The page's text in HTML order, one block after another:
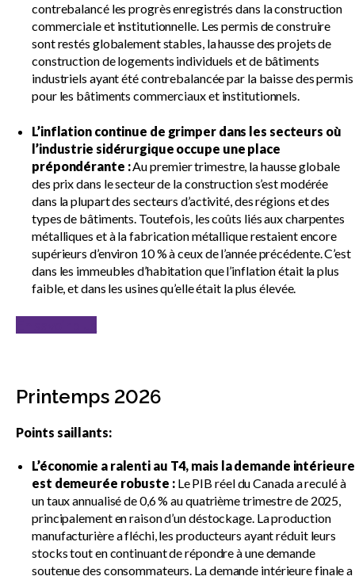
contrebalancé les progrès enregistrés dans la construction
commerciale et institutionnelle. Les permis de construire
sont restés globalement stables, la hausse des projets de
construction de logements individuels et de bâtiments
industriels ayant été contrebalancée par la baisse des permis
pour les bâtiments commerciaux et institutionnels.
L’inflation continue de grimper dans les secteurs où
l’industrie sidérurgique occupe une place
prépondérante :Au premier trimestre, la hausse globale
des prix dans le secteur de la construction s’est modérée
dans la plupart des secteurs d’activité, des régions et des
types de bâtiments. Toutefois, les coûts liés aux charpentes
métalliques et à la fabrication métallique restaient encore
supérieurs d’environ 10 % à ceux de l’année précédente. C’est
dans les immeubles d’habitation que l’inflation était la plus
faible, et dans les usines qu’elle était la plus élevée.
Printemps 2026
Points saillants:
L’économie a ralenti au T4, mais la demande intérieure
est demeurée robuste :Le PIB réel du Canada a reculé à
un taux annualisé de 0,6 % au quatrième trimestre de 2025,
principalement en raison d’un déstockage. La production
manufacturière a fléchi, les producteurs ayant réduit leurs
stocks tout en continuant de répondre à une demande
soutenue des consommateurs. La demande intérieure finale a